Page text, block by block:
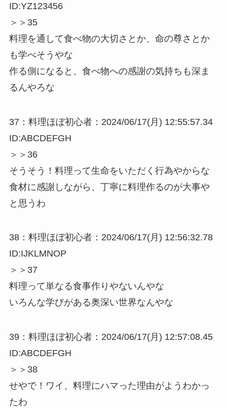
ID:YZ123456
＞＞35
料理を通して食べ物の大切さとか、命の尊さとか
も学べそうやな
作る側になると、食べ物への感謝の気持ちも深ま
るんやろな
37：料理ほぼ初心者：2024/06/17(月) 12:55:57.34
ID:ABCDEFGH
＞＞36
そうそう！料理って生命をいただく行為やからな
食材に感謝しながら、丁寧に料理作るのが大事や
と思うわ
38：料理ほぼ初心者：2024/06/17(月) 12:56:32.78
ID:IJKLMNOP
＞＞37
料理って単なる食事作りやないんやな
いろんな学びがある奥深い世界なんやな
39：料理ほぼ初心者：2024/06/17(月) 12:57:08.45
ID:ABCDEFGH
＞＞38
せやで！ワイ、料理にハマった理由がようわかっ
たわ